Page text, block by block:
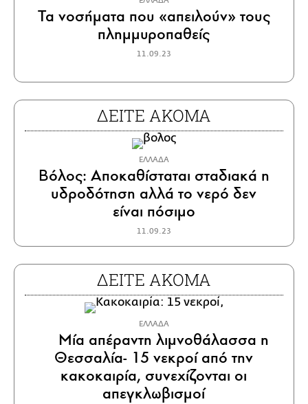
Τα νοσήματα που «απειλούν» τους
πλημμυροπαθείς
11.09.23
ΔΕΙΤΕ ΑΚΟΜΑ
ΕΛΛΑΔΑ
Βόλος: Αποκαθίσταται σταδιακά η
υδροδότηση αλλά το νερό δεν
είναι πόσιμο
11.09.23
ΔΕΙΤΕ ΑΚΟΜΑ
ΕΛΛΑΔΑ
Μία απέραντη λιμνοθάλασσα η
Θεσσαλία- 15 νεκροί από την
κακοκαιρία, συνεχίζονται οι
απεγκλωβισμοί